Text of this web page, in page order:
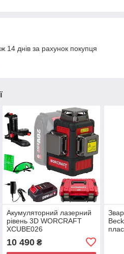
14 днів за рахунок покупця
Акумуляторний лазерний
рівень 3D WORCRAFT
XCUBE026
10 490₴